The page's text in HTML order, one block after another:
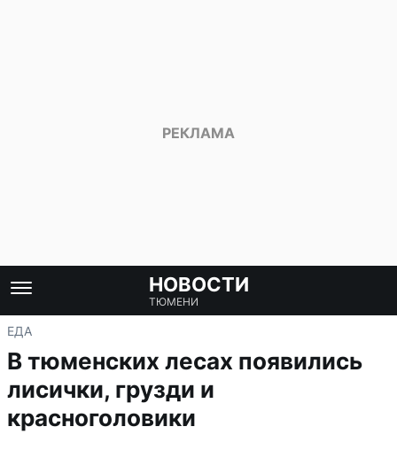
НОВОСТИ
ТЮМЕНИ
ЕДА
В тюменских лесах появились
лисички, грузди и
красноголовики